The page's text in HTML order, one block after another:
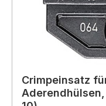
Crimpeinsatz
Aderendhülsen,